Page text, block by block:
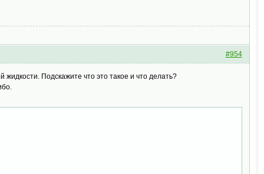
#954
Подскажите что это такое и что делать?